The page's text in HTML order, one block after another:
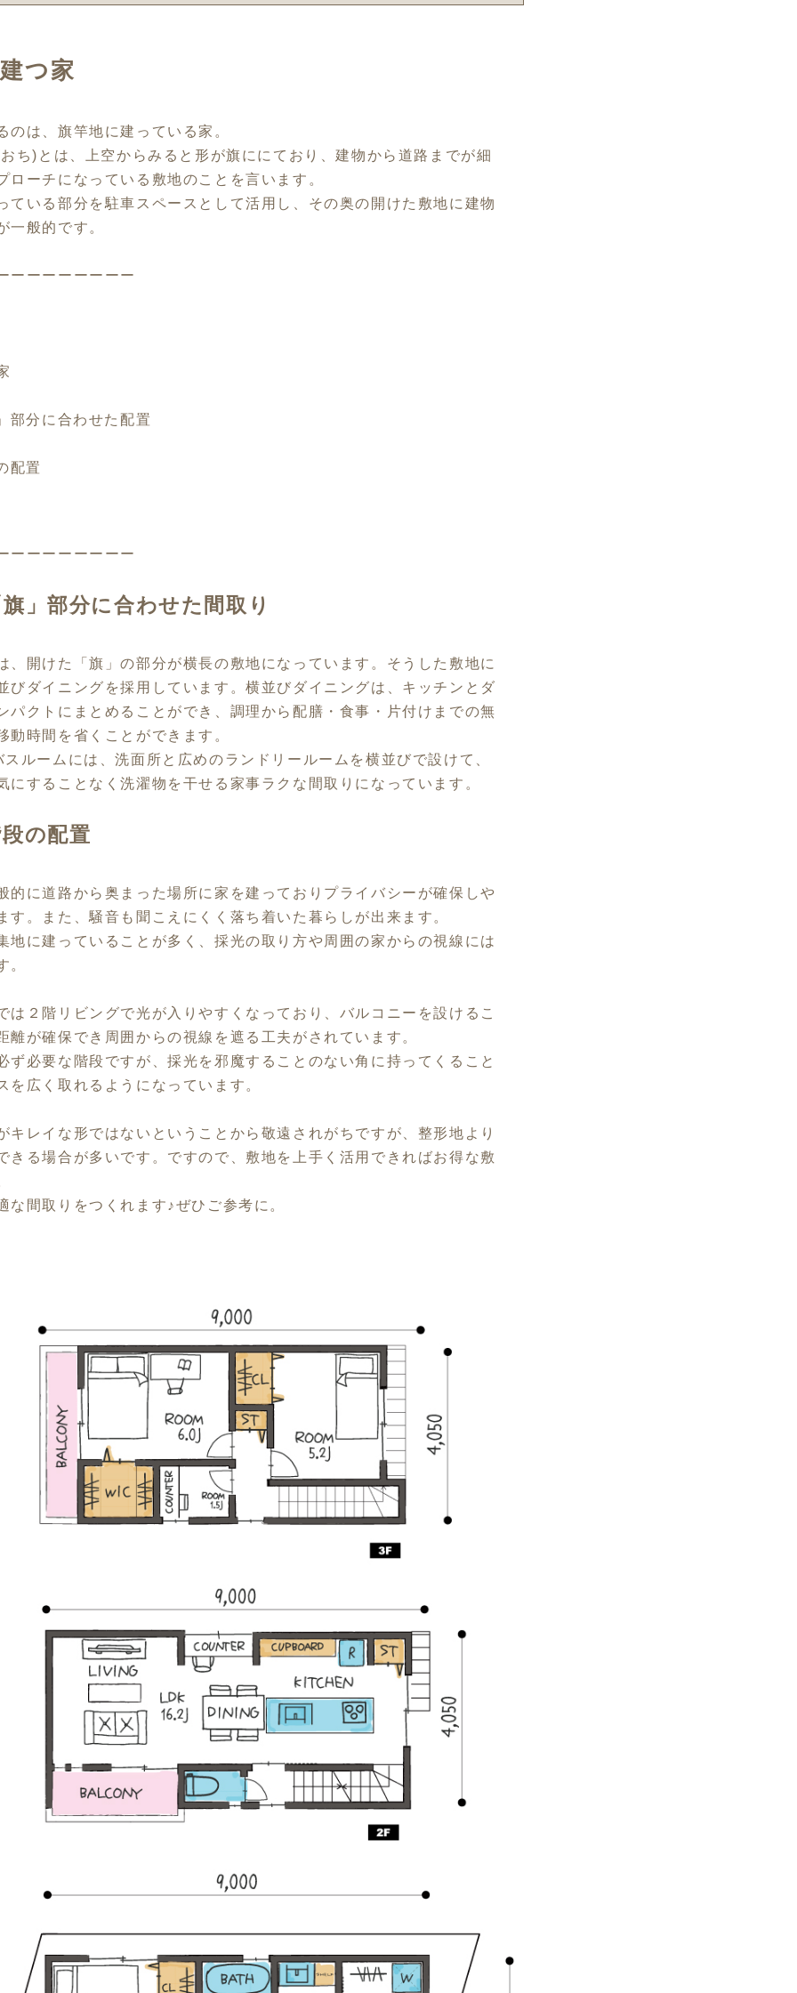
つ家
のは、旗竿地に建っている家。
ち)とは、上空からみると形が旗ににており、建物から道路までが細
ローチになっている敷地のことを言います。
ている部分を駐車スペースとして活用し、その奥の開けた敷地に建物
一般的です。
ーーーーーーーー
部分に合わせた配置
配置
ーーーーーーーー
」部分に合わせた間取り
、開けた「旗」の部分が横長の敷地になっています。そうした敷地に
びダイニングを採用しています。横並びダイニングは、キッチンとダ
パクトにまとめることができ、調理から配膳・食事・片付けまでの無
動時間を省くことができます。
スルームには、洗面所と広めのランドリールームを横並びで設けて、
にすることなく洗濯物を干せる家事ラクな間取りになっています。
の配置
的に道路から奥まった場所に家を建っておりプライバシーが確保しや
す。また、騒音も聞こえにくく落ち着いた暮らしが出来ます。
地に建っていることが多く、採光の取り方や周囲の家からの視線には
。
は２階リビングで光が入りやすくなっており、バルコニーを設けるこ
離が確保でき周囲からの視線を遮る工夫がされています。
ず必要な階段ですが、採光を邪魔することのない角に持ってくること
を広く取れるようになっています。
キレイな形ではないということから敬遠されがちですが、整形地より
きる場合が多いです。ですので、敷地を上手く活用できればお得な敷
な間取りをつくれます♪ぜひご参考に。